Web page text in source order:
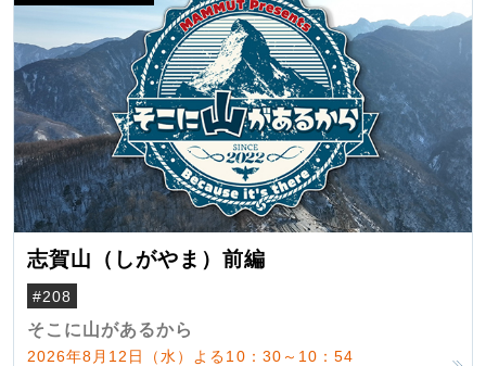
志賀山（しがやま）前編
#208
そこに山があるから
2026年8月12日（水）よる10：30～10：54